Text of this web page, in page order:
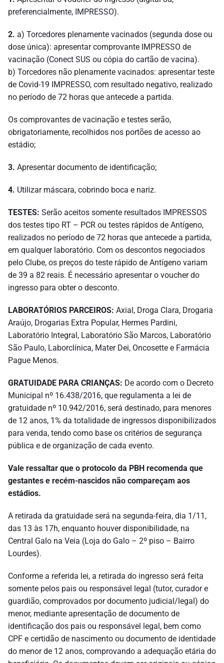
preferencialmente, IMPRESSO).
2. a) Torcedores plenamente vacinados (segunda dose ou
dose única): apresentar comprovante IMPRESSO de
vacinação (Conect SUS ou cópia do cartão de vacina).
b) Torcedores não plenamente vacinados: apresentar teste
de Covid-19 IMPRESSO, com resultado negativo, realizado
no período de 72 horas que antecede a partida.
Os comprovantes de vacinação e testes serão,
obrigatoriamente, recolhidos nos portões de acesso ao
estádio;
3. Apresentar documento de identificação;
4. Utilizar máscara, cobrindo boca e nariz.
TESTES: Serão aceitos somente resultados IMPRESSOS
dos testes tipo RT – PCR ou testes rápidos de Antígeno,
realizados no período de 72 horas que antecede a partida,
em qualquer laboratório. Com os descontos negociados
pelo Clube, os preços do teste rápido de Antígeno variam
de 39 a 82 reais. É necessário apresentar o voucher do
ingresso para obter o desconto.
LABORATÓRIOS PARCEIROS: Axial, Droga Clara, Drogaria
Araújo, Drogarias Extra Popular, Hermes Pardini,
Laboratório Integral, Laboratório São Marcos, Laboratório
São Paulo, Laborclínica, Mater Dei, Oncosette e Farmácia
Pague Menos.
GRATUIDADE PARA CRIANÇAS: De acordo com o Decreto
Municipal nº 16.438/2016, que regulamenta a lei de
gratuidade nº 10.942/2016, será destinado, para menores
de 12 anos, 1% da totalidade de ingressos disponibilizados
para venda, tendo como base os critérios de segurança
pública e de organização de cada evento.
Vale ressaltar que o protocolo da PBH recomenda que
gestantes e recém-nascidos não compareçam aos
estádios.
A retirada da gratuidade será na segunda-feira, dia 1/11,
das 13 às 17h, enquanto houver disponibilidade, na
Central Galo na Veia (Loja do Galo – 2º piso – Bairro
Lourdes).
Conforme a referida lei, a retirada do ingresso será feita
somente pelos pais ou responsável legal (tutor, curador e
guardião, comprovados por documento judicial/legal) do
menor, mediante apresentação de documento de
identificação dos pais ou responsável legal, bem como
CPF e certidão de nascimento ou documento de identidade
do menor de 12 anos, comprovando a adequação etária do